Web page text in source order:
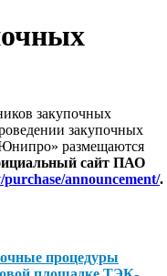
закупочных
закупочных
размещаются
сайт ПАО
announcement/.
процедуры